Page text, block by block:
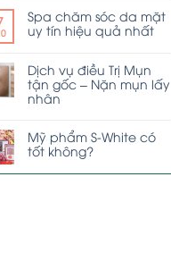
Spa chăm sóc da mặt
uy tín hiệu quả nhất
Dịch vụ điều Trị Mụn
tận gốc – Nặn mụn lấy
nhân
Mỹ phẩm S-White có
tốt không?